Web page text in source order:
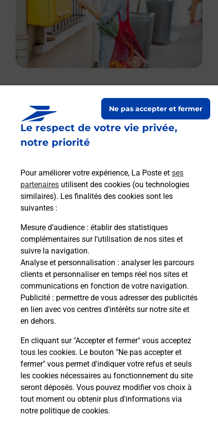
Le respect de votre vie privée,
notre priorité
Pour améliorer votre expérience, La Poste et ses
partenaires utilisent des cookies (ou technologies
similaires). Les finalités des cookies sont les
suivantes :
Mesure d’audience : établir des statistiques
complémentaires sur l’utilisation de nos sites et
suivre la navigation.
Analyse et personnalisation : analyser les parcours
clients et personnaliser en temps réel nos sites et
communications en fonction de votre navigation.
Publicité : permettre de vous adresser des publicités
en lien avec vos centres d’intérêts sur notre site et
en dehors.
En cliquant sur "Accepter et fermer" vous acceptez
tous les cookies. Le bouton "Ne pas accepter et
fermer" vous permet d'indiquer votre refus et seuls
les cookies nécessaires au fonctionnement du site
seront déposés. Vous pouvez modifier vos choix à
tout moment ou obtenir plus d'informations via
notre politique de cookies.
Ne pas accepter et fermer
Boîte aux lettres La Poste
Prochaine collecte du courrier vendredi
08h00
14430 Douville En Auge
Le lien s'ouvre dans un nouvel onglet
Boîte aux Lettres La Poste
Prochaine collecte du courriervendredià
08h00
263 Chemin De L Eglise
14430 Douville En Auge
Le lien s'ouvre dans un nouvel onglet
Localiser Liste Boîtes aux lettres Calvados Douville En Auge